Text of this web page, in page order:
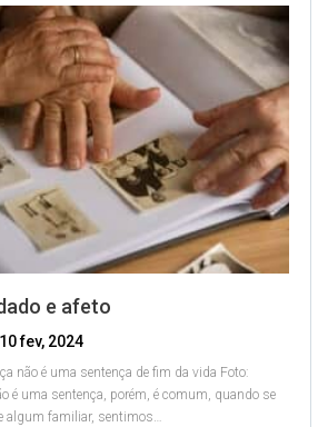
e afeto
10 fev, 2024
não é uma sentença de fim da vida Foto:
é uma sentença, porém, é comum, quando se
algum familiar, sentimos…